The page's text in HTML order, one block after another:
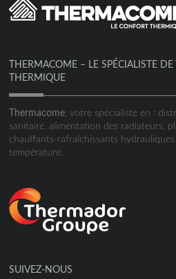
THERMACOME – LE SPÉCIALISTE DE
THERMIQUE
Thermacome, votre spécialiste en :
sanitaire, alimentation des radiateurs,
chauffants-rafraîchissants
température.
SUIVEZ-NOUS